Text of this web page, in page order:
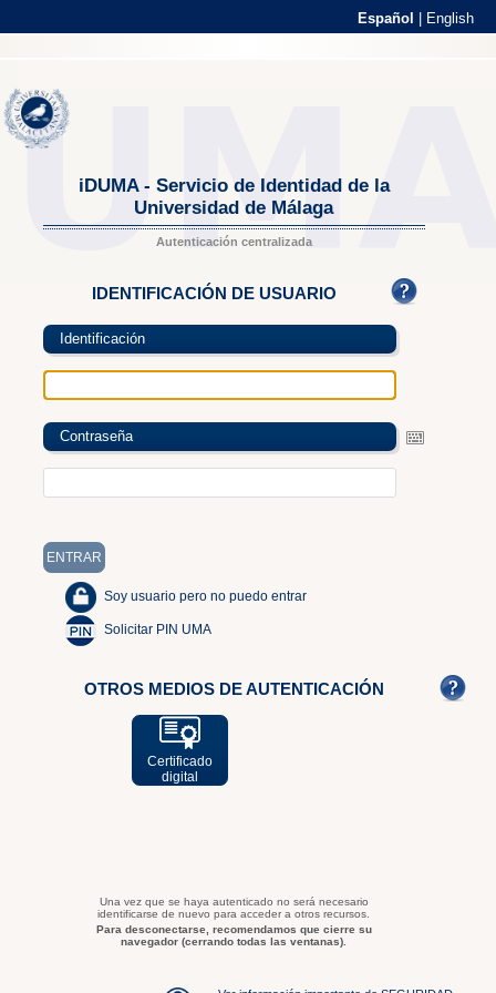
Español English
iDUMA - Servicio de Identidad de la
Universidad de Málaga
Autenticación centralizada
IDENTIFICACIÓN DE USUARIO
Identificación
Contraseña
Soy usuario pero no puedo entrar
Solicitar PIN UMA
OTROS MEDIOS DE AUTENTICACIÓN
Certificado
digital
Una vez que se haya autenticado no será necesario
identificarse de nuevo para acceder a otros recursos.
Para desconectarse, recomendamos que cierre su
navegador (cerrando todas las ventanas).